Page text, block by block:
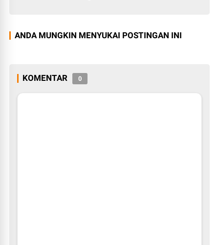
ANDA MUNGKIN MENYUKAI POSTINGAN INI
KOMENTAR 0